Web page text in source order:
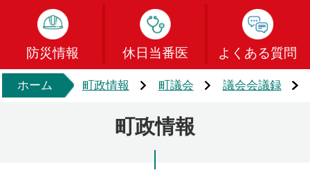
防災情報 休日当番医 よくある質問
ホーム 町政情報 町議会 議会会議録
町政情報